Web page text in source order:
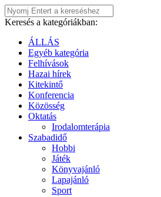
Keresés a kategóriákban:
ÁLLÁS
Egyéb kategória
Felhívások
Hazai hírek
Kitekintő
Konferencia
Közösség
Oktatás
Irodalomterápia
Szabadidő
Hobbi
Játék
Könyvajánló
Lapajánló
Sport